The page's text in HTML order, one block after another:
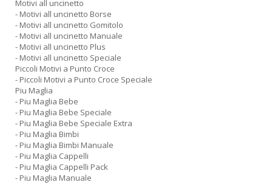
Motivi all uncinetto
- Motivi all uncinetto Borse
- Motivi all uncinetto Gomitolo
- Motivi all uncinetto Manuale
- Motivi all uncinetto Plus
- Motivi all uncinetto Speciale
Piccoli Motivi a Punto Croce
- Piccoli Motivi a Punto Croce Speciale
Piu Maglia
- Piu Maglia Bebe
- Piu Maglia Bebe Speciale
- Piu Maglia Bebe Speciale Extra
- Piu Maglia Bimbi
- Piu Maglia Bimbi Manuale
- Piu Maglia Cappelli
- Piu Maglia Cappelli Pack
- Piu Maglia Manuale